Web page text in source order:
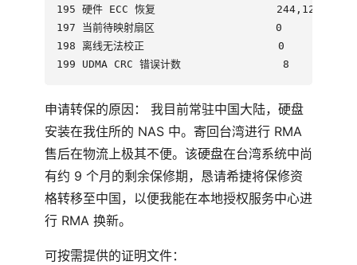
195 硬件 ECC 恢复                   244,123,936
197 当前待映射扇区                   0
198 离线无法校正                     0
申请转保的原因： 我目前常驻中国大陆，硬盘
安装在我住所的 NAS 中。寄回台湾进行 RMA
售后在物流上极其不便。该硬盘在台湾系统中尚
有约 9 个月的剩余保修期，恳请希捷将保修资
格转移至中国，以便我能在本地授权服务中心进
行 RMA 换新。
可按需提供的证明文件：